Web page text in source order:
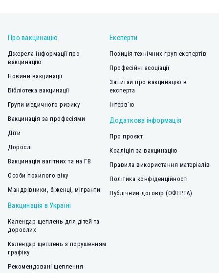
Про вакцинацію
Джерела інформації про
вакцинацію
Новини вакцинації
Бібліотека вакцинації
Групи медичного ризику
Вакцинація за професіями
Діти
Дорослі
Вакцинація вагітних та на ГВ
Особи похилого віку
Мандрівники, біженці, мігранти
Вакцинація в Україні
Календар щеплень для дітей та
дорослих
Календар щеплень з порушенням
графіку
Рекомендовані щеплення
Експерти
Позиція технічних груп експертів
Професійні асоціації
Запитай про вакцинацію в
експерта
Інтерв’ю
Додаткова інформація
Про проєкт
Коаліція за вакцинацію
Правила використання матеріалів
Політика конфіденційності
Публічний договір (ОФЕРТА)